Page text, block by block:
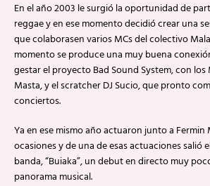
En el año 2003 le surgió la oportunidad de
reggae y en ese momento decidió crear una
que colaborasen varios MCs del colectivo
momento se produce una muy buena
gestar el proyecto Bad Sound System, con los
Masta, y el scratcher DJ Sucio, que pronto
conciertos.
Ya en ese mismo año actuaron junto a
ocasiones y de una de esas actuaciones salió
banda, “Buiaka”, un debut en directo muy
panorama musical.